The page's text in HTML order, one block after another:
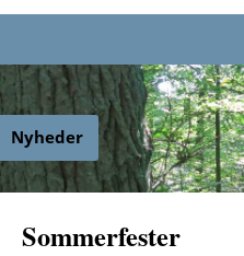
Nyheder
Sommerfester